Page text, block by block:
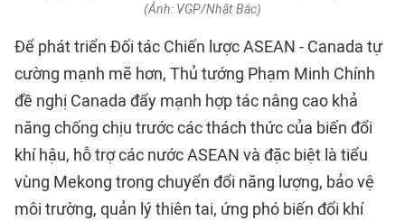
(Ảnh: VGP/Nhật Bắc)
Để phát triển Đối tác Chiến lược ASEAN - Canada tự
cường mạnh mẽ hơn, Thủ tướng Phạm Minh Chính
đề nghị Canada đẩy mạnh hợp tác nâng cao khả
năng chống chịu trước các thách thức của biến đổi
khí hậu, hỗ trợ các nước ASEAN và đặc biệt là tiểu
vùng Mekong trong chuyển đổi năng lượng, bảo vệ
môi trường, quản lý thiên tai, ứng phó biến đổi khí